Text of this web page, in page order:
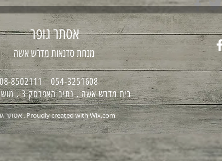
מנחת סדנאות מדרש אשה
אסתר גופר
054-3251608 08-8502111
בית מדרש אשה . נתיב האפרסק 3 . מושב ניר בנים
© 2016 אסתר גופר . Proudly created withWix.com